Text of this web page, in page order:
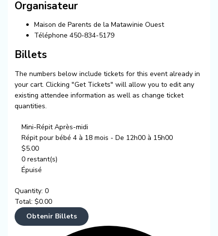
Organisateur
Maison de Parents de la Matawinie Ouest
Téléphone 450-834-5179
Billets
The numbers below include tickets for this event already in
your cart. Clicking "Get Tickets" will allow you to edit any
existing attendee information as well as change ticket
quantities.
Mini-Répit Après-midi
Répit pour bébé 4 à 18 mois - De 12h00 à 15h00
$5.00
0 restant(s)
Épuisé
Quantity: 0
Total: $0.00
Obtenir Billets